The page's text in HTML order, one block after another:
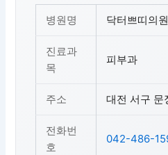
병원명 닥터쁘띠의
진료과
목
피부과
주소 대전 서구
전화번
호
042-486-